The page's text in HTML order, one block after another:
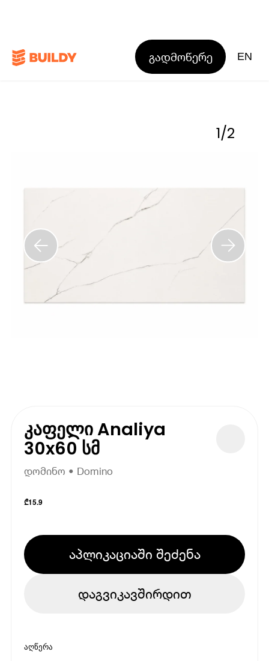
გადმოწერე EN
1/2
კაფელი Analiya
30x60 სმ
დომინო • Domino
₾15.9
აპლიკაციაში შეძენა
დაგვიკავშირდით
აღწერა